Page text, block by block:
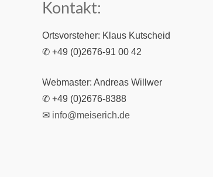
Kontakt:
Ortsvorsteher: Klaus Kutscheid
✆ +49 (0)2676-91 00 42
Webmaster: Andreas Willwer
✆ +49 (0)2676-8388
✉ info@meiserich.de